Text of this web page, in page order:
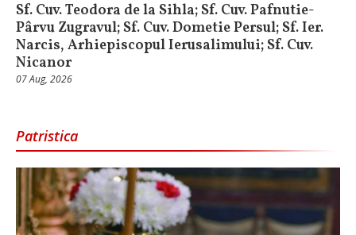
Sf. Cuv. Teodora de la Sihla; Sf. Cuv. Pafnutie-
Pârvu Zugravul; Sf. Cuv. Dometie Persul; Sf. Ier.
Narcis, Arhiepiscopul Ierusalimului; Sf. Cuv.
Nicanor
07 Aug, 2026
Patristica